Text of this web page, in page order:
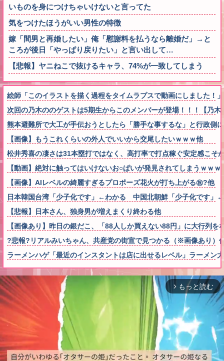
いものを身につけちゃいけないと言ってた
気をつけたほうがいい男性の特徴
嫁「間男と再婚したい」俺「慰謝料を払うなら離婚だ」→と
ころが後日「やっぱり戻りたい」と言い出して…
【悲報】ヤニねこで抜けるキャラ、74%が一致してしまう
絵師「このイラストを描く過程をタイムラプスで動画にしました！
次回の乃木ののゲストは5期生からこのメンバーが登場！！！【乃木
熊本避難所で大工が手伝おうとしたら「勝手な事するな」と行政
【画像】もうこれくらいの外人でいいから交尾したいｗｗｗ他
松井秀喜の凄さは31本塁打ではなく、高打率で打点稼ぐ安定感こそ
【動画】絶対に触ってはいけないお○ぱいが発見されてしまうｗｗｗ
【画像】AIレベルの綺麗すぎるプロポーズ花火が打ち上がる㊗?他
日本韓国台湾「少子化です」←わかる 中国北朝鮮「少子化です」
【悲報】日本さん、独身男が増えまくり終わる他
【画像あり】昨日の銀だこ、「88人しか買えない88円」に大行列を
?悲報?リアルみいちゃん、共産党の街宣で見つかる（※画像あり）
ラーメンハゲ「最近のインスタントは店に出せるレベル」ラーメン
arrow_forward_ios もっと読む